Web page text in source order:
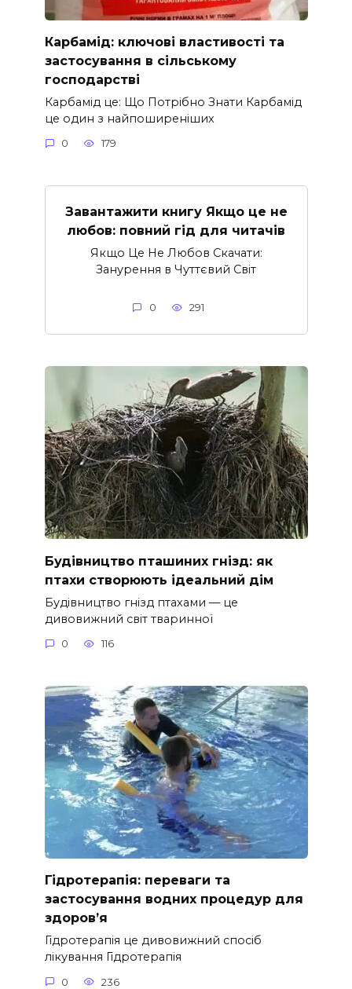
Карбамід: ключові властивості та
застосування в сільському
господарстві
Карбамід це: Що Потрібно Знати Карбамід
це один з найпоширеніших
0 179
Завантажити книгу Якщо це не
любов: повний гід для читачів
Якщо Це Не Любов Скачати:
Занурення в Чуттєвий Світ
0 291
Будівництво пташиних гнізд: як
птахи створюють ідеальний дім
Будівництво гнізд птахами — це
дивовижний світ тваринної
0 116
Гідротерапія: переваги та
застосування водних процедур для
здоров’я
Гідротерапія це дивовижний спосіб
лікування Гідротерапія
0 236